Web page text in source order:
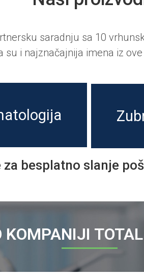
saradnju sa 10
su i najznačajnija imena iz
besplatno slanje
KOMPANIJI